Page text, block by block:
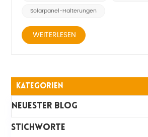
Solarpanel-Halterungen
WEITERLESEN
Kategorien
Neuester Blog
STICHWORTE